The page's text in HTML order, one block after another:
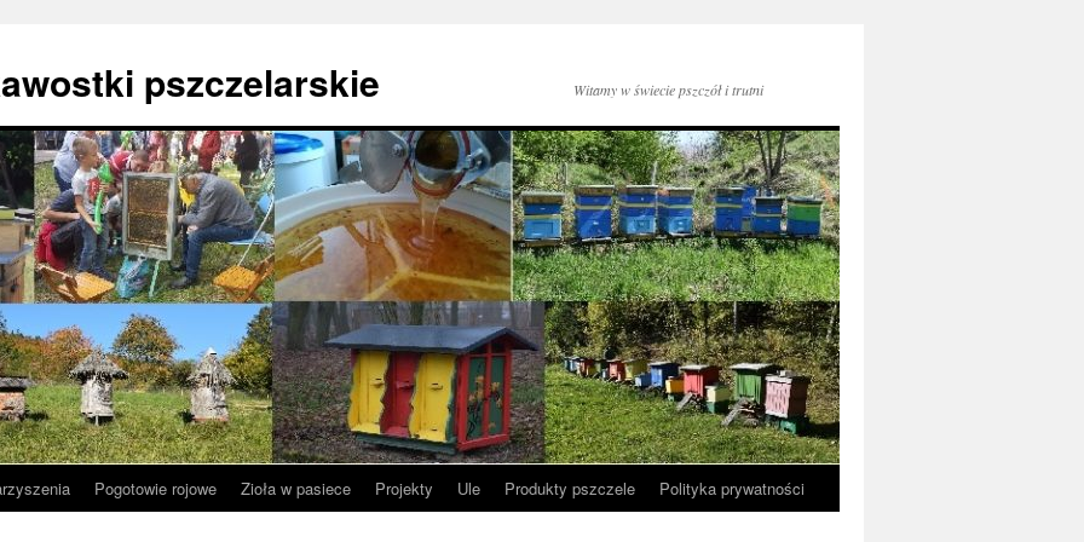
pszczelarskie Witamy w świecie pszczół i trutni
Pogotowie rojowe Zioła w pasiece Projekty Ule Produkty pszczele Polityka prywatności